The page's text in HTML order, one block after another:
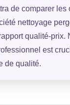
de comparer les
nettoyage
qualité-prix.
est
de qualité.